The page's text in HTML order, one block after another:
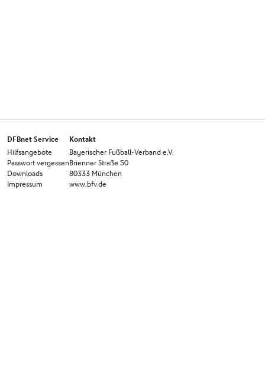
DFBnet Service
Hilfsangebote
Passwort vergessen
Downloads
Impressum
Kontakt
Bayerischer Fußball-Verband e.V.
Brienner Straße 50
80333 München
www.bfv.de